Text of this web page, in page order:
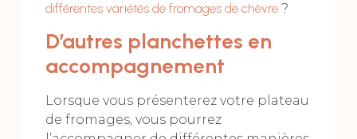
différentes variétés de fromages de chèvre?
D’autres planchettes en
accompagnement
Lorsque vous présenterez votre plateau
de fromages, vous pourrez